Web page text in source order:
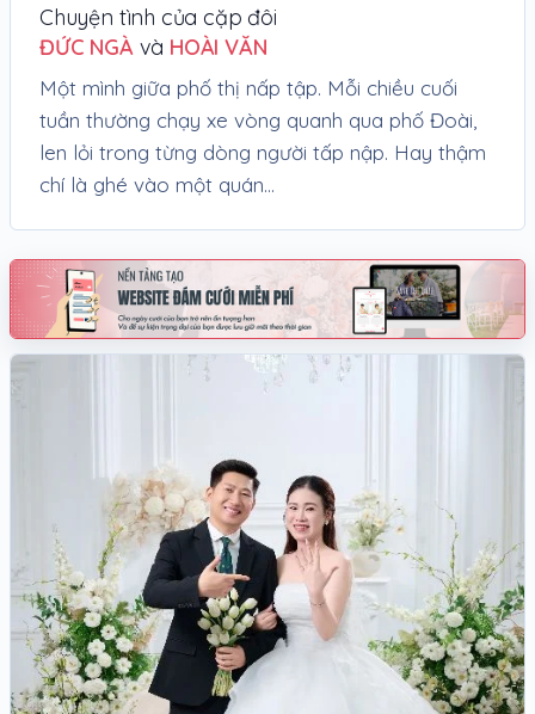
Chuyện tình của cặp đôi
ĐỨC NGÀ và HOÀI VĂN
Một mình giữa phố thị nấp tập. Mỗi chiều cuối
tuần thường chạy xe vòng quanh qua phố Đoài,
len lỏi trong từng dòng người tấp nập. Hay thậm
chí là ghé vào một quán...